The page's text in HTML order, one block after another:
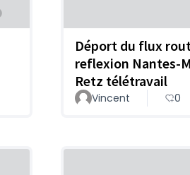
Déport du flux
reflexion Nantes-
Retz télétravail
Vincent 0